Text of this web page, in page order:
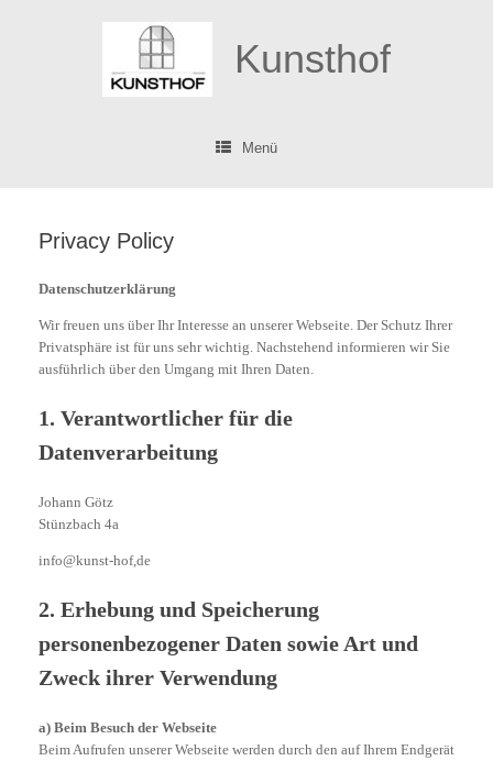
Kunsthof
Menü
Privacy Policy
Datenschutzerklärung
Wir freuen uns über Ihr Interesse an unserer Webseite. Der Schutz Ihrer
Privatsphäre ist für uns sehr wichtig. Nachstehend informieren wir Sie
ausführlich über den Umgang mit Ihren Daten.
1. Verantwortlicher für die
Datenverarbeitung
Johann Götz
Stünzbach 4a
info@kunst-hof,de
2. Erhebung und Speicherung
personenbezogener Daten sowie Art und
Zweck ihrer Verwendung
a) Beim Besuch der Webseite
Beim Aufrufen unserer Webseite werden durch den auf Ihrem Endgerät